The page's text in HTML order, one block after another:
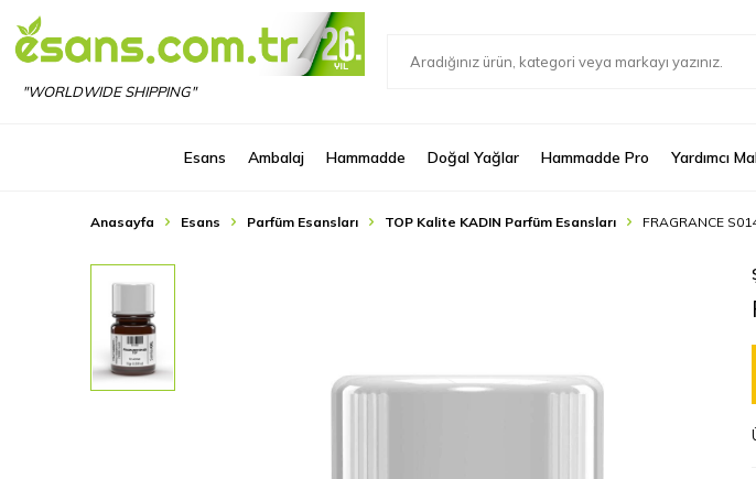
"WORLDWIDE SHIPPING"
Esans Ambalaj Hammadde Doğal Yağlar Hammadde Pro Yardımcı
Anasayfa Esans Parfüm Esansları TOP Kalite KADIN Parfüm Esansları FRAGRANCE